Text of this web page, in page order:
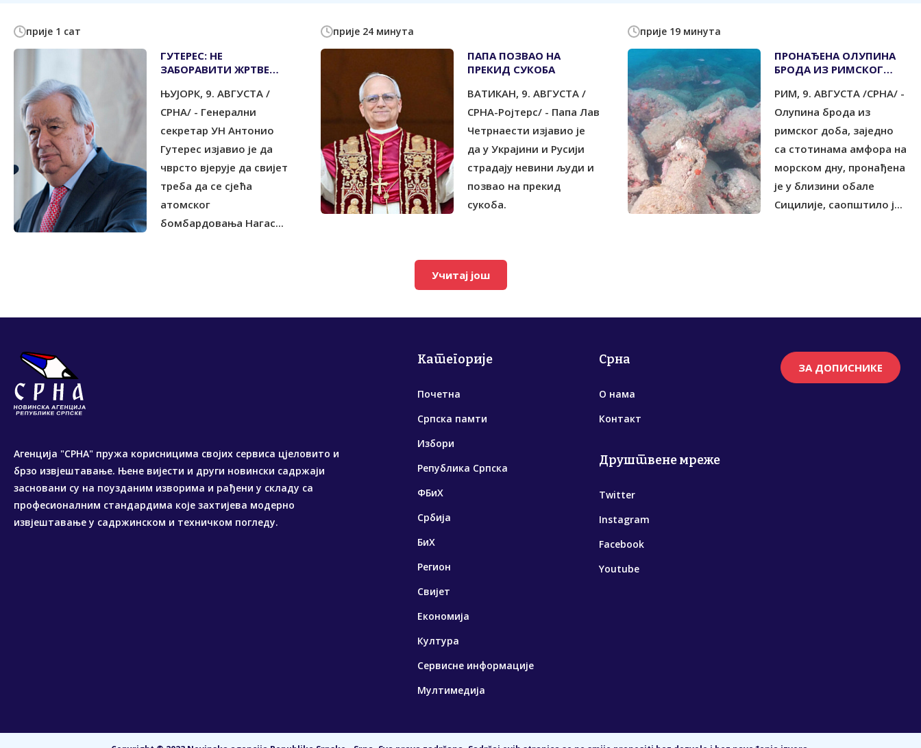
прије 1 сат
ГУТЕРЕС: НЕ
ЗАБОРАВИТИ ЖРТВЕ
БОМБАРДОВАЊА
НАГАСАКИЈА
ЊУЈОРК, 9. АВГУСТА /
СРНА/ - Генерални
секретар УН Антонио
Гутeрес изјавио је да
чврсто вјерује да свијет
треба да се сјећа
атомског
бомбардовања Нагас...
прије 24 минута
ПАПА ПОЗВАО НА
ПРЕКИД СУКОБА
ВАТИКАН, 9. АВГУСТА /
СРНА-Ројтерс/ - Папа Лав
Четрнаести изјавио је
да у Украјини и Русији
страдају невини људи и
позвао на прекид
сукоба.
прије 19 минута
ПРОНАЂЕНА ОЛУПИНА
БРОДА ИЗ РИМСКОГ
РИМ, 9. АВГУСТА /СРНА/ -
Олупина брода из
римског доба, заједно
са стотинама амфора на
морском дну, пронађена
је у близини обале
Сицилије, саопштило ј...
Учитај још
Агенција "СРНА" пружа корисницима својих сервиса цјеловито и
брзо извјештавање. Њене вијести и други новински садржаји
засновани су на поузданим изворима и рађени у складу са
професионалним стандардима које захтијева модерно
извјештавање у садржинском и техничком погледу.
Категорије
Почетна
Српска памти
Избори
Република Српска
ФБиХ
Србија
БиХ
Регион
Свијет
Економија
Култура
Сервисне информације
Мултимедија
Срна
О нама
Контакт
Друштвене мреже
Twitter
Instagram
Facebook
Youtube
ЗА ДОПИСНИКЕ